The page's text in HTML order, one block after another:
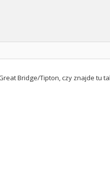
Bridge/Tipton, czy znajde tu